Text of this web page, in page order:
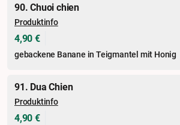
90. Chuoi chien
Produktinfo
4,90 €
gebackene Banane in Teigmantel mit Honig
91. Dua Chien
Produktinfo
4,90 €